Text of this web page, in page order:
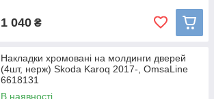
1 040 ₴
Накладки хромовані на молдинги дверей
(4шт, нерж) Skoda Karoq 2017-, OmsaLine
6618131
В наявності